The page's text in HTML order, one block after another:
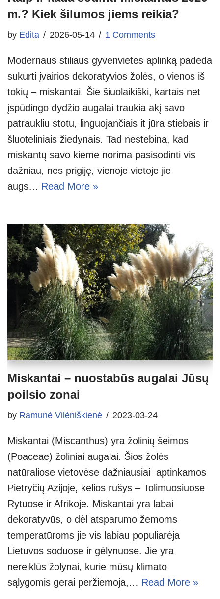
m.? Kiek šilumos jiems reikia?
by Edita 2026-05-14 1 Comments
Modernaus stiliaus gyvenvietės aplinką padeda
sukurti įvairios dekoratyvios žolės, o vienos iš
tokių – miskantai. Šie šiuolaikiški, kartais net
įspūdingo dydžio augalai traukia akį savo
patraukliu stotu, linguojančiais it jūra stiebais ir
šluoteliniais žiedynais. Tad nestebina, kad
miskantų savo kieme norima pasisodinti vis
dažniau, nes prigiję, vienoje vietoje jie
augs… Read More »
Miskantai – nuostabūs augalai Jūsų
poilsio zonai
by Ramunė Vilėniškienė 2023-03-24
Miskantai (Miscanthus) yra žolinių šeimos
(Poaceae) žoliniai augalai. Šios žolės
natūraliose vietovėse dažniausiai aptinkamos
Pietryčių Azijoje, kelios rūšys – Tolimuosiuose
Rytuose ir Afrikoje. Miskantai yra labai
dekoratyvūs, o dėl atsparumo žemoms
temperatūroms jie vis labiau populiarėja
Lietuvos soduose ir gėlynuose. Jie yra
nereiklūs žolynai, kurie mūsų klimato
sąlygomis gerai peržiemoja,… Read More »